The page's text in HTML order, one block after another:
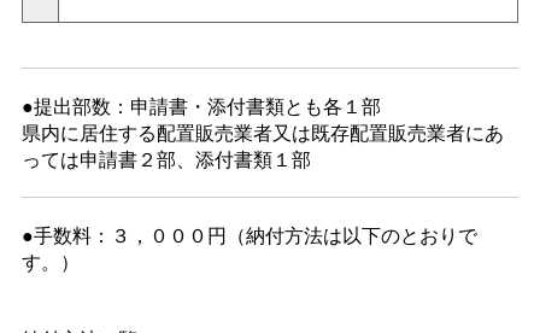
●提出部数：申請書・添付書類とも各１部
県内に居住する配置販売業者又は既存配置販売業者にあ
っては申請書２部、添付書類１部
●手数料：３，０００円（納付方法は以下のとおりで
す。）